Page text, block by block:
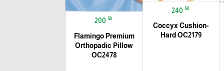
240 ₪
Coccyx Cushion-
Hard OC2179
200 ₪
Flamingo Premium
Orthopadic Pillow
OC2478